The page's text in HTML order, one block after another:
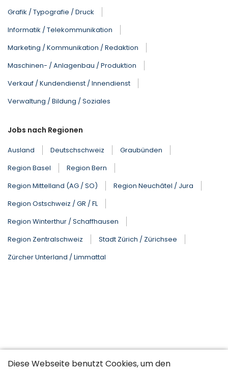
Grafik / Typografie / Druck
Informatik / Telekommunikation
Marketing / Kommunikation / Redaktion
Maschinen- / Anlagenbau / Produktion
Verkauf / Kundendienst / Innendienst
Verwaltung / Bildung / Soziales
Jobs nach Regionen
Ausland Deutschschweiz
Graubünden
Region Basel
Region Bern
Region Mittelland (AG / SO)
Region Neuchâtel / Jura
Region Ostschweiz / GR / FL
Region Winterthur / Schaffhausen
Region Zentralschweiz
Stadt Zürich / Zürichsee
Zürcher Unterland / Limmattal
Diese Webseite benutzt Cookies, um den